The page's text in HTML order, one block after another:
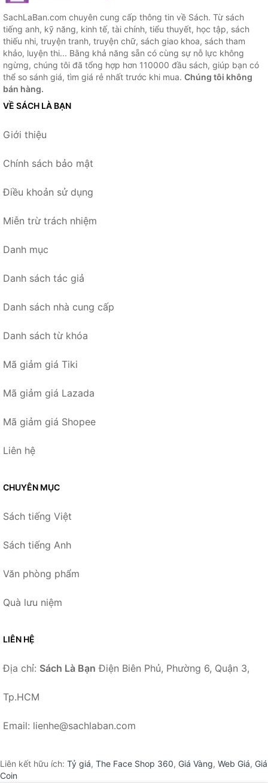
SachLaBan.com chuyên cung cấp thông tin về Sách. Từ sách
tiếng anh, kỹ năng, kinh tế, tài chính, tiểu thuyết, học tập, sách
thiếu nhi, truyện tranh, truyện chữ, sách giao khoa, sách tham
khảo, luyện thi... Bằng khả năng sẵn có cùng sự nỗ lực không
ngừng, chúng tôi đã tổng hợp hơn 110000 đầu sách, giúp bạn có
thể so sánh giá, tìm giá rẻ nhất trước khi mua. Chúng tôi không
bán hàng.
VỀ SÁCH LÀ BẠN
Giới thiệu
Chính sách bảo mật
Điều khoản sử dụng
Miễn trừ trách nhiệm
Danh mục
Danh sách tác giả
Danh sách nhà cung cấp
Danh sách từ khóa
Mã giảm giá Tiki
Mã giảm giá Lazada
Mã giảm giá Shopee
Liên hệ
CHUYÊN MỤC
Sách tiếng Việt
Sách tiếng Anh
Văn phòng phẩm
Quà lưu niệm
LIÊN HỆ
Địa chỉ: Sách Là Bạn Điện Biên Phủ, Phường 6, Quận 3,
Tp.HCM
Email: lienhe@sachlaban.com
Liên kết hữu ích: Tỷ giá, The Face Shop 360, Giá Vàng, Web Giá, Giá
Coin